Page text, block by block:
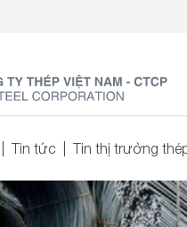
Tin tức Tin thị trường